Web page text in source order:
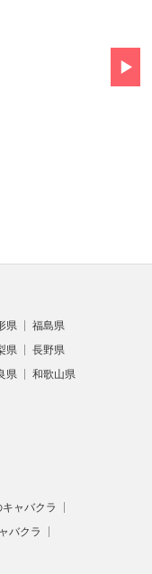
県
福島県
県
長野県
県
和歌山県
キャバクラ
バクラ